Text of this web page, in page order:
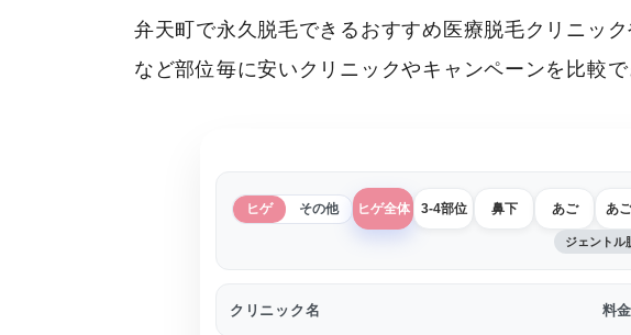
弁天町で永久脱毛できるおすすめ医療脱毛クリニッ
など部位毎に安いクリニックやキャンペーンを比較で
ヒゲ その他 ヒゲ全体 3-4部位 鼻下 あご あ
ジェントル
クリニック名 料金